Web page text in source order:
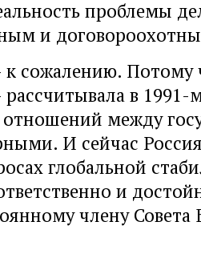
проблемы
и
к сожалению. Потому
в 1991-
между
И сейчас
глобальной
и
члену Совета